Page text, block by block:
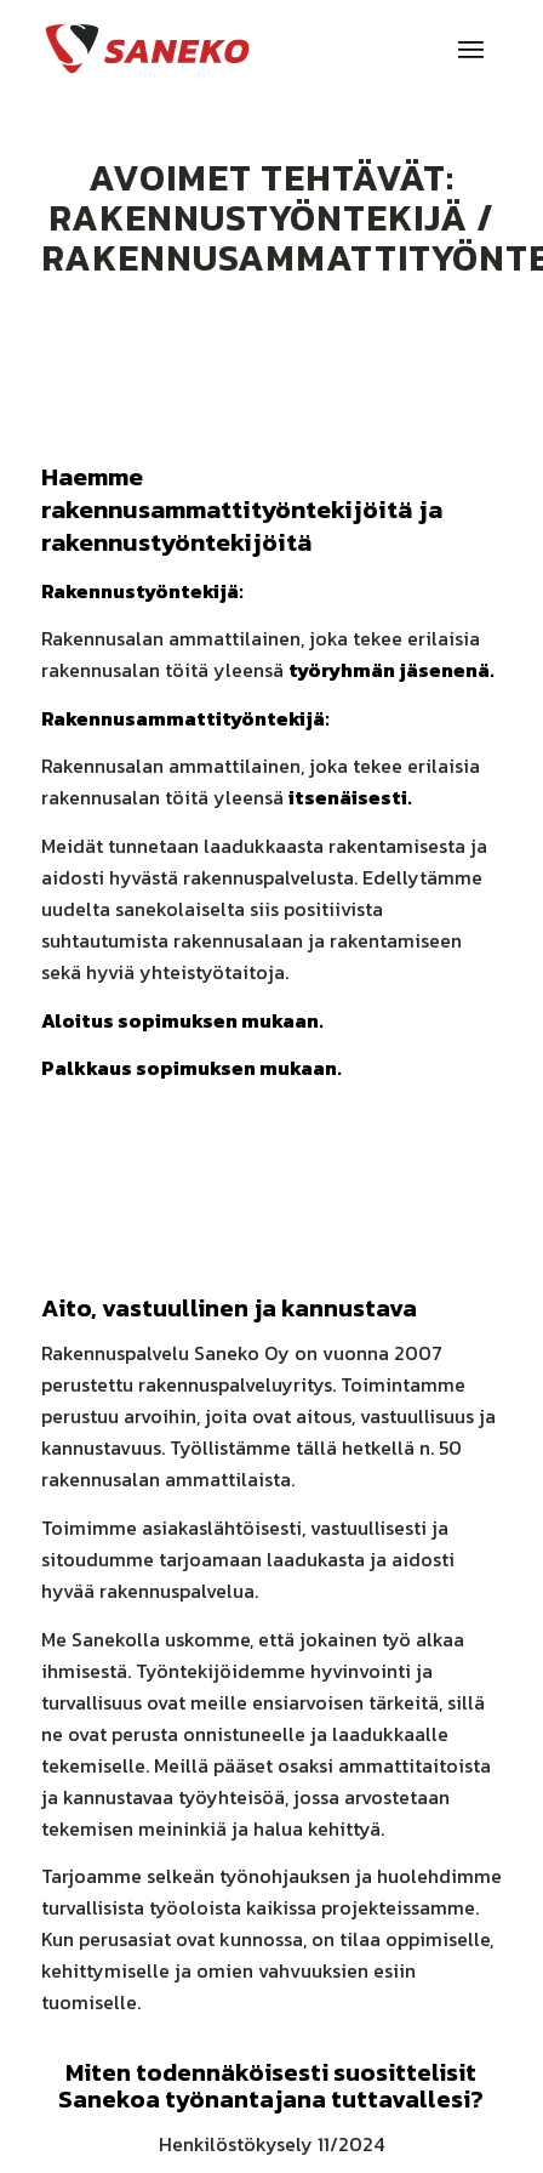
AVOIMET TEHTÄVÄT:
RAKENNUSTYÖNTEKIJÄ /
Haemme
rakennusammattityöntekijöitä ja
rakennustyöntekijöitä
Rakennustyöntekijä:
Rakennusalan ammattilainen, joka tekee erilaisia
rakennusalan töitä yleensä työryhmän jäsenenä.
Rakennusammattityöntekijä:
Rakennusalan ammattilainen, joka tekee erilaisia
rakennusalan töitä yleensä itsenäisesti.
Meidät tunnetaan laadukkaasta rakentamisesta ja
aidosti hyvästä rakennuspalvelusta. Edellytämme
uudelta sanekolaiselta siis positiivista
suhtautumista rakennusalaan ja rakentamiseen
sekä hyviä yhteistyötaitoja.
Aloitus sopimuksen mukaan.
Palkkaus sopimuksen mukaan.
Aito, vastuullinen ja kannustava
Rakennuspalvelu Saneko Oy on vuonna 2007
perustettu rakennuspalveluyritys. Toimintamme
perustuu arvoihin, joita ovat aitous, vastuullisuus ja
kannustavuus. Työllistämme tällä hetkellä n. 50
rakennusalan ammattilaista.
Toimimme asiakaslähtöisesti, vastuullisesti ja
sitoudumme tarjoamaan laadukasta ja aidosti
hyvää rakennuspalvelua.
Me Sanekolla uskomme, että jokainen työ alkaa
ihmisestä. Työntekijöidemme hyvinvointi ja
turvallisuus ovat meille ensiarvoisen tärkeitä, sillä
ne ovat perusta onnistuneelle ja laadukkaalle
tekemiselle. Meillä pääset osaksi ammattitaitoista
ja kannustavaa työyhteisöä, jossa arvostetaan
tekemisen meininkiä ja halua kehittyä.
Tarjoamme selkeän työnohjauksen ja huolehdimme
turvallisista työoloista kaikissa projekteissamme.
Kun perusasiat ovat kunnossa, on tilaa oppimiselle,
kehittymiselle ja omien vahvuuksien esiin
tuomiselle.
Miten todennäköisesti suosittelisit
Sanekoa työnantajana tuttavallesi?
Henkilöstökysely 11/2024